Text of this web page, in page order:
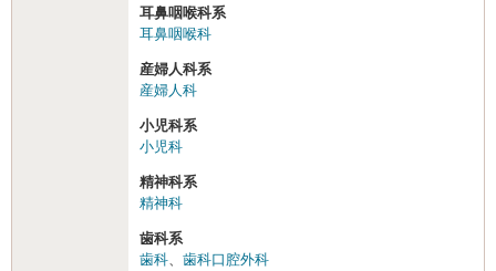
耳鼻咽喉科系
耳鼻咽喉科
産婦人科系
産婦人科
小児科系
小児科
精神科系
精神科
歯科系
歯科、 歯科口腔外科